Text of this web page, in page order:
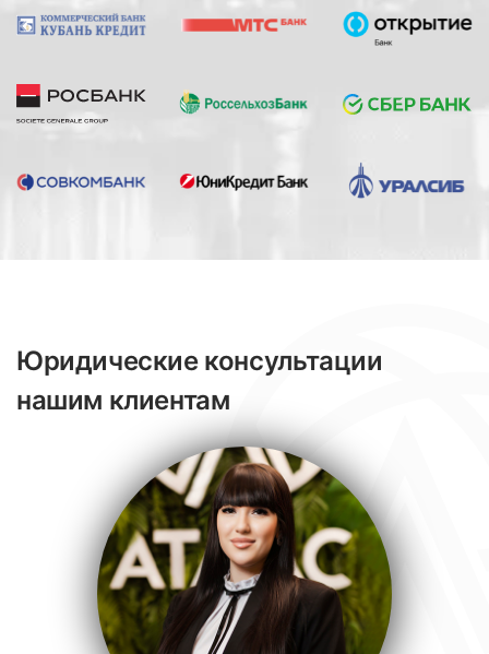
Юридические консультации
нашим клиентам